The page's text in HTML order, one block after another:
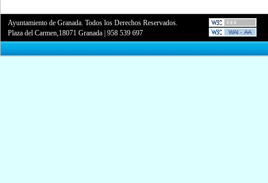
Ayuntamiento de Granada. Todos los Derechos Reservados.
Plaza del Carmen,18071 Granada |958 539 697